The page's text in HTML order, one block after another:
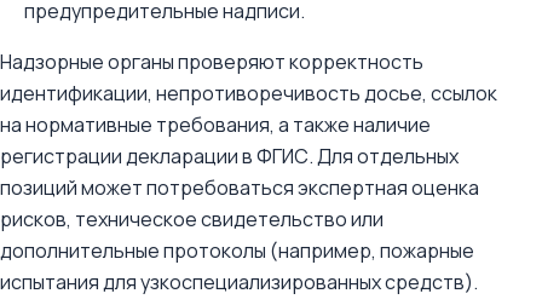
предупредительные надписи.
Надзорные органы проверяют корректность
идентификации, непротиворечивость досье, ссылок
на нормативные требования, а также наличие
регистрации декларации в ФГИС. Для отдельных
позиций может потребоваться экспертная оценка
рисков, техническое свидетельство или
дополнительные протоколы (например, пожарные
испытания для узкоспециализированных средств).